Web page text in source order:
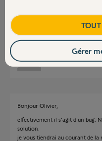
Il semble y avoir beaucoup de
données historique
Olivier J. il y a
Bonjour Olivier,
effectivement il s'agit d'un bug.
solution.
je vous tiendrai au courant de la
Gérer